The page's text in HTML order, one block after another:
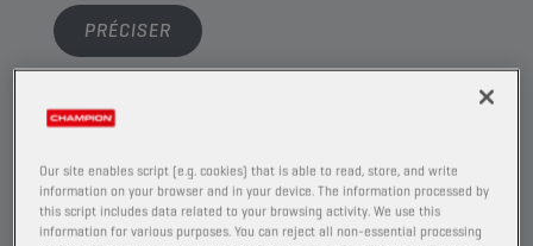
PRÉCISER
LIQUIDES D’ENTRETIEN
Our site enables script (e.g. cookies) that is able to read, store, and write
information on your browser and in your device. The information processed by
this script includes data related to your browsing activity. We use this
information for various purposes. You can reject all non-essential processing